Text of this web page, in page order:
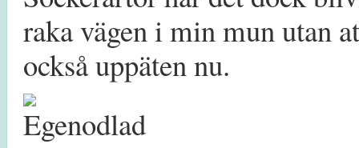
raka vägen i min mun utan
också uppäten nu.